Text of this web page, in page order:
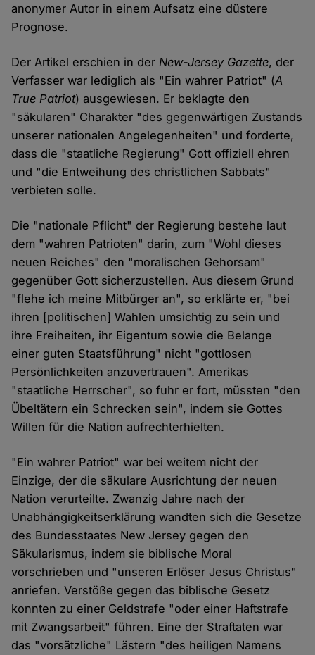
anonymer Autor in einem Aufsatz eine düstere
Prognose.
Der Artikel erschien in der New-Jersey Gazette, der
Verfasser war lediglich als "Ein wahrer Patriot" (A
True Patriot) ausgewiesen. Er beklagte den
"säkularen" Charakter "des gegenwärtigen Zustands
unserer nationalen Angelegenheiten" und forderte,
dass die "staatliche Regierung" Gott offiziell ehren
und "die Entweihung des christlichen Sabbats"
verbieten solle.
Die "nationale Pflicht" der Regierung bestehe laut
dem "wahren Patrioten" darin, zum "Wohl dieses
neuen Reiches" den "moralischen Gehorsam"
gegenüber Gott sicherzustellen. Aus diesem Grund
"flehe ich meine Mitbürger an", so erklärte er, "bei
ihren [politischen] Wahlen umsichtig zu sein und
ihre Freiheiten, ihr Eigentum sowie die Belange
einer guten Staatsführung" nicht "gottlosen
Persönlichkeiten anzuvertrauen". Amerikas
"staatliche Herrscher", so fuhr er fort, müssten "den
Übeltätern ein Schrecken sein", indem sie Gottes
Willen für die Nation aufrechterhielten.
"Ein wahrer Patriot" war bei weitem nicht der
Einzige, der die säkulare Ausrichtung der neuen
Nation verurteilte. Zwanzig Jahre nach der
Unabhängigkeitserklärung wandten sich die Gesetze
des Bundesstaates New Jersey gegen den
Säkularismus, indem sie biblische Moral
vorschrieben und "unseren Erlöser Jesus Christus"
anriefen. Verstöße gegen das biblische Gesetz
konnten zu einer Geldstrafe "oder einer Haftstrafe
mit Zwangsarbeit" führen. Eine der Straftaten war
das "vorsätzliche" Lästern "des heiligen Namens